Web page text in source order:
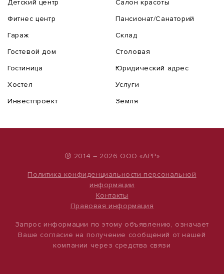
Детский центр
Фитнес центр
Гараж
Гостевой дом
Гостиница
Хостел
Инвестпроект
Салон красоты
Пансионат/Санаторий
Склад
Столовая
Юридический адрес
Услуги
Земля
® 2014 – 2026 ООО «АРР»
Политика конфиденциальности персональной
информации
Контакты
Правовая информация
Запрос информации по этому объявлению, означает
Ваше согласие на получение сообщений от нашей
компании через средства связи